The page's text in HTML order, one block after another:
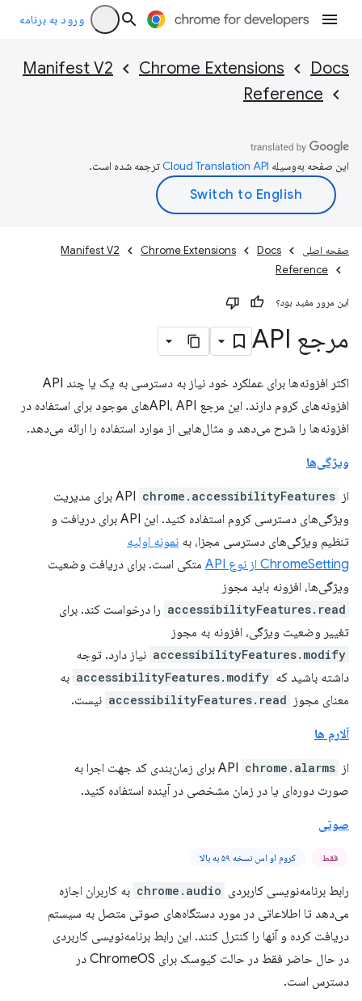
ورود به برنامه
Docs
Chrome Extensions
Manifest V2
Reference
این صفحه به‌وسیله ترجمه شده است.
صفحه اصلی Docs
Chrome Extensions
Manifest V2
Reference
این مرور مفید بود؟
مرجع API
اکثر افزونه‌ها برای عملکرد خود نیاز به دسترسی به یک یا چند API
افزونه‌های کروم دارند. این مرجع API، APIهای موجود برای استفاده در
افزونه‌ها را شرح می‌دهد و مثال‌هایی از موارد استفاده را ارائه می‌دهد.
ویژگی‌ها
از API chrome.accessibilityFeatures
برای مدیریت
ویژگی‌های دسترسی کروم استفاده کنید. این API برای دریافت و
تنظیم ویژگی‌های دسترسی مجزا، به نمونه اولیه
ChromeSetting از نوع API
متکی است. برای دریافت وضعیت
ویژگی‌ها، افزونه باید مجوز
accessibilityFeatures.read را درخواست کند. برای
تغییر وضعیت ویژگی، افزونه به مجوز
accessibilityFeatures.modify نیاز دارد. توجه
داشته باشید که accessibilityFeatures.modify به
معنای مجوز accessibilityFeatures.read نیست.
آلارم ها
از API chrome.alarms
برای زمان‌بندی کد جهت اجرا به
صورت دوره‌ای یا در زمان مشخصی در آینده استفاده کنید.
صوتی
فقط کروم او اس نسخه ۵۹ به بالا
رابط برنامه‌نویسی کاربردی chrome.audio به کاربران اجازه
می‌دهد تا اطلاعاتی در مورد دستگاه‌های صوتی متصل به سیستم
دریافت کرده و آنها را کنترل کنند. این رابط برنامه‌نویسی کاربردی
در حال حاضر فقط در حالت کیوسک برای ChromeOS در
دسترس است.